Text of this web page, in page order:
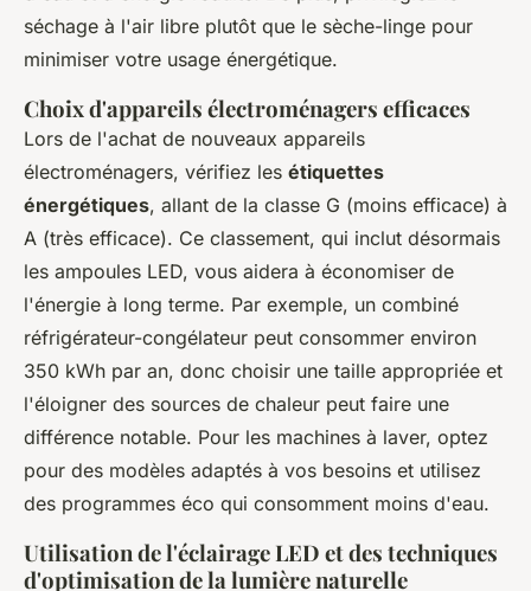
séchage à l'air libre plutôt que le sèche-linge pour
minimiser votre usage énergétique.
Choix d'appareils électroménagers efficaces
Lors de l'achat de nouveaux appareils
électroménagers, vérifiez les étiquettes
énergétiques, allant de la classe G (moins efficace) à
A (très efficace). Ce classement, qui inclut désormais
les ampoules LED, vous aidera à économiser de
l'énergie à long terme. Par exemple, un combiné
réfrigérateur-congélateur peut consommer environ
350 kWh par an, donc choisir une taille appropriée et
l'éloigner des sources de chaleur peut faire une
différence notable. Pour les machines à laver, optez
pour des modèles adaptés à vos besoins et utilisez
des programmes éco qui consomment moins d'eau.
Utilisation de l'éclairage LED et des techniques
d'optimisation de la lumière naturelle